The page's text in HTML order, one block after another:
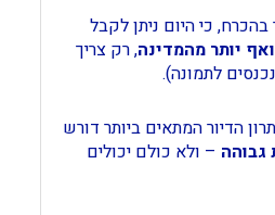
בהכרח, כי היום ניתן לקבל
, רק צריך
לתמונה).
הדיור המתאים ביותר דורש
גבוהה – ולא כולם יכולים